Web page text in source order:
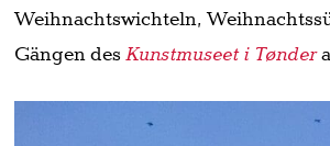
Weihnachtswichteln,
Gängen desKunstmuseet i Tønder